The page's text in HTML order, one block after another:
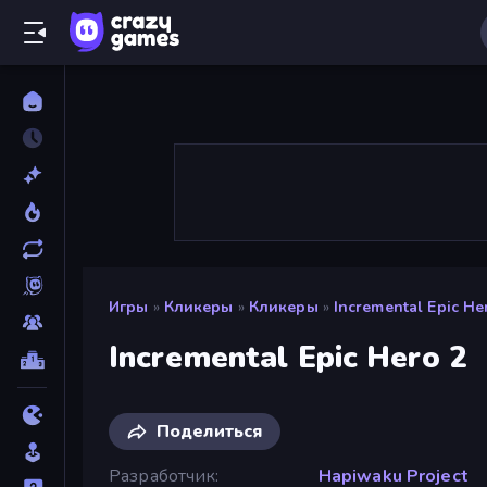
Игры » Кликеры » Кликеры » Incremental Epic
Incremental Epic Hero 2
Поделиться
Разработчик
Hapiwaku Project